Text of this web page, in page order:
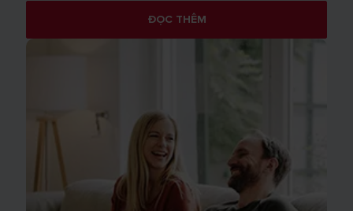
ĐỌC THÊM